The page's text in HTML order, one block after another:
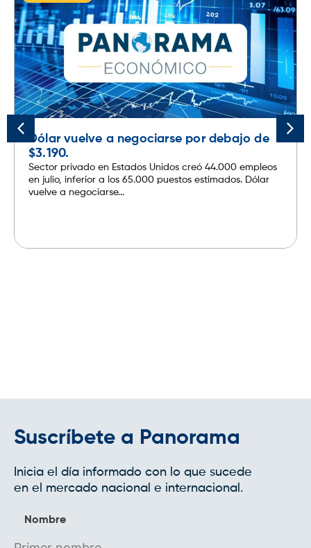
Dólar vuelve a negociarse por debajo de
$3.190.
Sector privado en Estados Unidos creó 44.000 empleos
en julio, inferior a los 65.000 puestos estimados. Dólar
vuelve a negociarse...
Suscríbete a Panorama
Inicia el día informado con lo que sucede
en el mercado nacional e internacional.
Nombre